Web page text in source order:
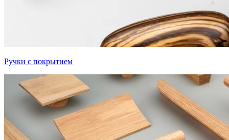
Ручки с покрытием